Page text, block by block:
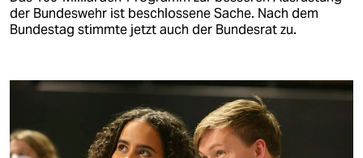
der Bundeswehr ist beschlossene Sache. Nach dem
Bundestag stimmte jetzt auch der Bundesrat zu.